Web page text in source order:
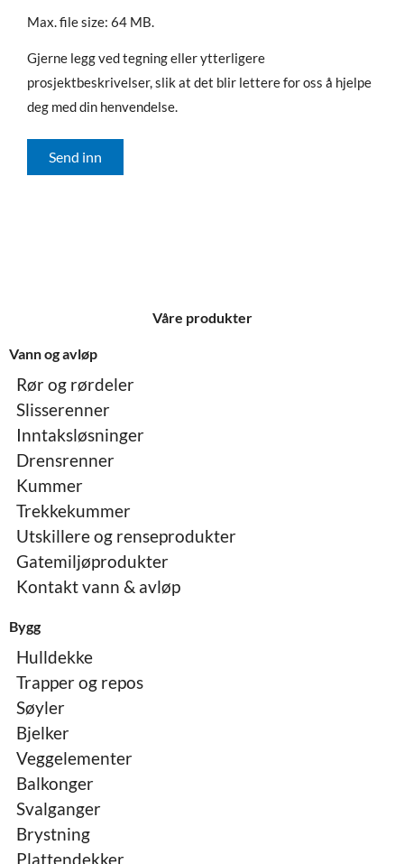
Max. file size: 64 MB.
Gjerne legg ved tegning eller ytterligere
prosjektbeskrivelser, slik at det blir lettere for oss å hjelpe
deg med din henvendelse.
Send inn
Våre produkter
Vann og avløp
Rør og rørdeler
Slisserenner
Inntaksløsninger
Drensrenner
Kummer
Trekkekummer
Utskillere og renseprodukter
Gatemiljøprodukter
Kontakt vann & avløp
Bygg
Hulldekke
Trapper og repos
Søyler
Bjelker
Veggelementer
Balkonger
Svalganger
Brystning
Plattendekker